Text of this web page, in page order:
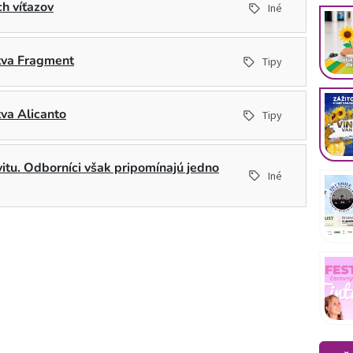
víťazov Iné
Fragment Tipy
Alicanto Tipy
Odborníci však pripomínajú jedno Iné